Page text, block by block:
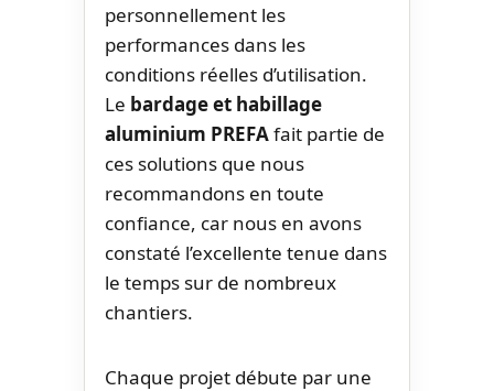
personnellement les
performances dans les
conditions réelles d’utilisation.
Le bardage et habillage
aluminium PREFAfait partie de
ces solutions que nous
recommandons en toute
confiance, car nous en avons
constaté l’excellente tenue dans
le temps sur de nombreux
chantiers.
Chaque projet débute par une